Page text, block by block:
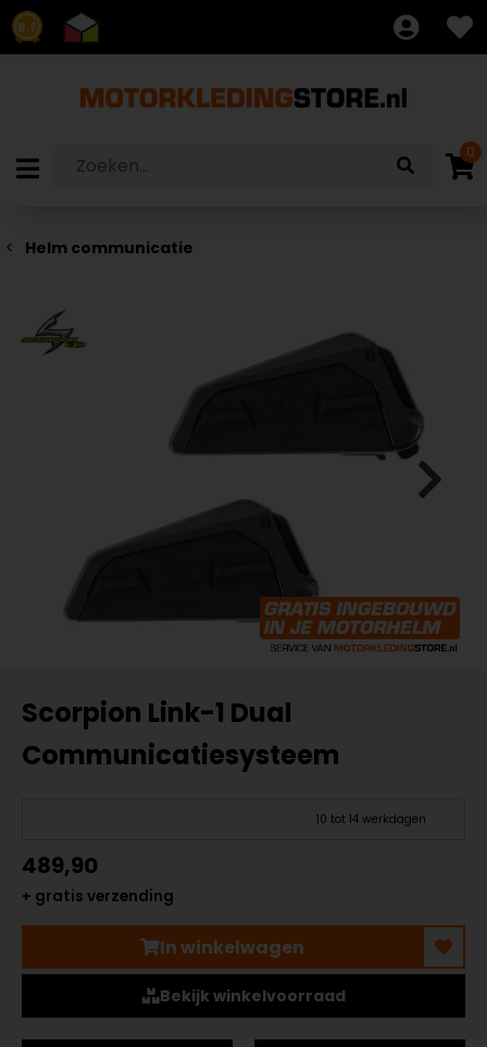
8.7
0
Helm communicatie
Scorpion Link-1 Dual
Communicatiesysteem
10 tot 14 werkdagen
489,90
+ gratis verzending
In winkelwagen
Bekijk winkelvoorraad